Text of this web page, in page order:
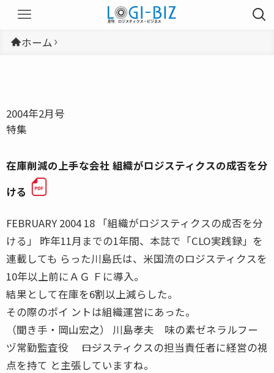
ホーム
2004年2月号
特集
在庫削減の上手な会社 組織がロジスティクスの成否を分
ける
FEBRUARY 2004 18 「組織がロジスティクスの成否を分
ける」 昨年11月までの1年間、本誌で「CLO実践録」を
連載しても らった川島氏は、米国流のロジスティクスを
10年以上前にＡＧ Ｆに導入。
結果として在庫を6割以上減らした。
その際のポイ ントは組織運営にあった。
（聞き手・岡山宏之） 川島孝夫 味の素ゼネラルフー
ヅ常勤監査役 ――ロジスティクスの担当責任者に経営の視
点を持て と主張していますね。